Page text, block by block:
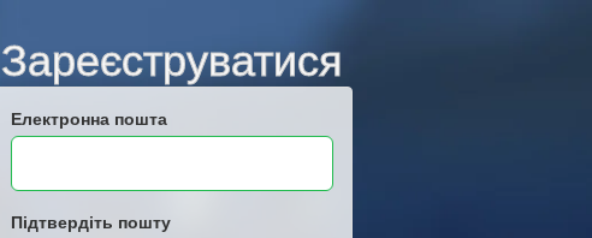
Зареєструватися
Електронна пошта
Підтвердіть пошту